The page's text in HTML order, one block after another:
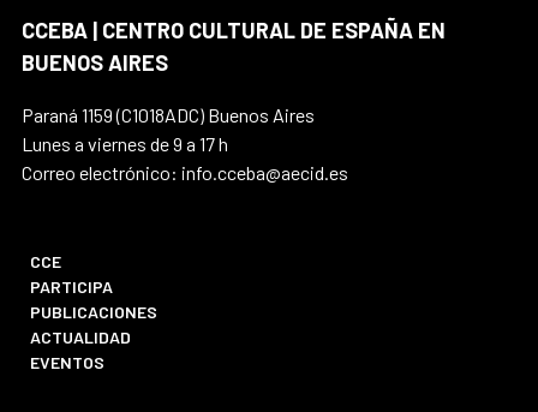
CCEBA | CENTRO CULTURAL DE ESPAÑA EN
BUENOS AIRES
Paraná 1159 (C1018ADC) Buenos Aires
Lunes a viernes de 9 a 17 h
Correo electrónico: info.cceba@aecid.es
CCE
PARTICIPA
PUBLICACIONES
ACTUALIDAD
EVENTOS